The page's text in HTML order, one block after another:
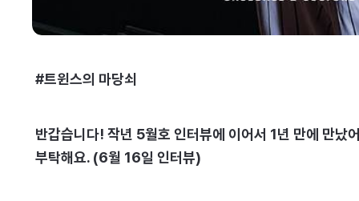
#트윈스의 마당쇠
반갑습니다! 작년 5월호 인터뷰에 이어서 1년 만에 만났
부탁해요. (6월 16일 인터뷰)